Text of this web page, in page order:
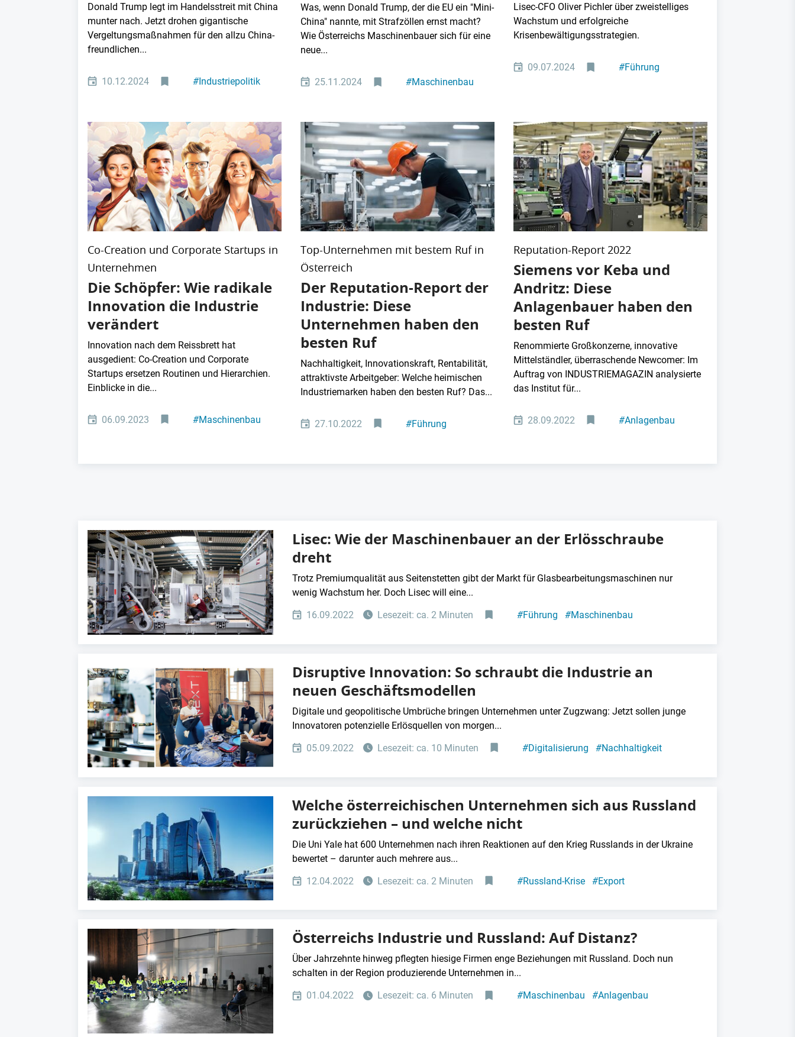
Donald Trump legt im Handelsstreit mit China
munter nach. Jetzt drohen gigantische
Vergeltungsmaßnahmen für den allzu China-
freundlichen...
10.12.2024 #Industriepolitik
Was, wenn Donald Trump, der die EU ein "Mini-
China" nannte, mit Strafzöllen ernst macht?
Wie Österreichs Maschinenbauer sich für eine
neue...
25.11.2024 #Maschinenbau
Lisec-CFO Oliver Pichler über zweistelliges
Wachstum und erfolgreiche
Krisenbewältigungsstrategien.
09.07.2024 #Führung
Co-Creation und Corporate Startups in
Unternehmen
Die Schöpfer: Wie radikale
Innovation die Industrie
verändert
Innovation nach dem Reissbrett hat
ausgedient: Co-Creation und Corporate
Startups ersetzen Routinen und Hierarchien.
Einblicke in die...
06.09.2023 #Maschinenbau
Top-Unternehmen mit bestem Ruf in
Österreich
Der Reputation-Report der
Industrie: Diese
Unternehmen haben den
besten Ruf
Nachhaltigkeit, Innovationskraft, Rentabilität,
attraktivste Arbeitgeber: Welche heimischen
Industriemarken haben den besten Ruf? Das...
27.10.2022 #Führung
Reputation-Report 2022
Siemens vor Keba und
Andritz: Diese
Anlagenbauer haben den
besten Ruf
Renommierte Großkonzerne, innovative
Mittelständler, überraschende Newcomer: Im
Auftrag von INDUSTRIEMAGAZIN analysierte
das Institut für...
28.09.2022 #Anlagenbau
Lisec: Wie der Maschinenbauer an der Erlösschraube
dreht
Trotz Premiumqualität aus Seitenstetten gibt der Markt für Glasbearbeitungsmaschinen nur
wenig Wachstum her. Doch Lisec will eine...
16.09.2022
Lesezeit: ca. 2 Minuten #Führung #Maschinenbau
Disruptive Innovation: So schraubt die Industrie an
neuen Geschäftsmodellen
Digitale und geopolitische Umbrüche bringen Unternehmen unter Zugzwang: Jetzt sollen junge
Innovatoren potenzielle Erlösquellen von morgen...
05.09.2022
Lesezeit: ca. 10 Minuten #Digitalisierung #Nachhaltigkeit
Welche österreichischen Unternehmen sich aus Russland
zurückziehen – und welche nicht
Die Uni Yale hat 600 Unternehmen nach ihren Reaktionen auf den Krieg Russlands in der Ukraine
bewertet – darunter auch mehrere aus...
12.04.2022
Lesezeit: ca. 2 Minuten #Russland-Krise #Export
Österreichs Industrie und Russland: Auf Distanz?
Über Jahrzehnte hinweg pflegten hiesige Firmen enge Beziehungen mit Russland. Doch nun
schalten in der Region produzierende Unternehmen in...
01.04.2022
Lesezeit: ca. 6 Minuten #Maschinenbau #Anlagenbau